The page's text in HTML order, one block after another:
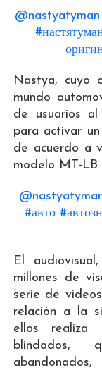
@nastyatyman
Nastya, cuyo
mundo
de usuarios
para activar
de acuerdo a
modelo MT-LB
#авто
El
millones de
serie de
relación a la
ellos realiza
blindados,